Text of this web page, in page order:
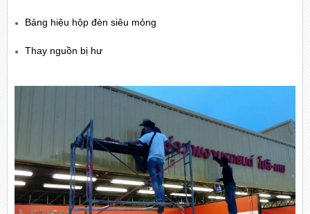
Bảng hiệu hộp đèn siêu mỏng
Thay nguồn bị hư